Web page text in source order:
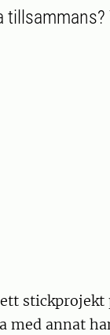
stickprojekt
med annat